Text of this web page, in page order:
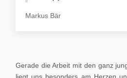
Markus Bär
Gerade die Arbeit mit den ganz
liegt uns besonders am Herzen